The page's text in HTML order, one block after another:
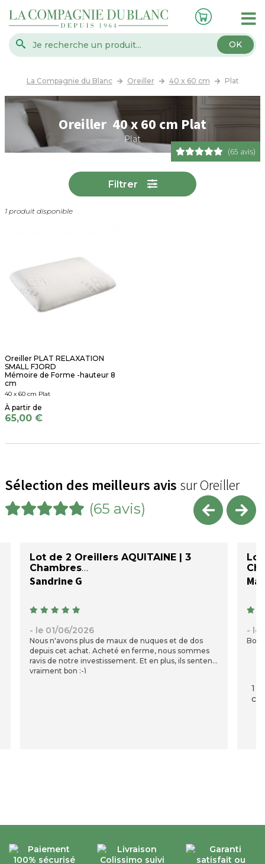
OK
La Compagnie du Blanc Oreiller 40 x 60 cm Plat
Oreiller 40 x 60 cm Plat
Plat
(65 avis)
Filtrer
1 produit disponible
Oreiller PLAT RELAXATION
SMALL FJORD
Mémoire de Forme -hauteur 8
cm
40 x 60 cm Plat
65,00 €
Sélection des meilleurs avis sur Oreiller
(65 avis)
Lot de 2 Oreillers AQUITAINE | 3
Chambres
Sandrine G
- le 01/06/2026
Nous n'avons plus de maux de nuques et de dos
depuis cet achat. Acheté en ferme, nous sommes
ravis de notre investissement. Et en plus, ils sentent
vraiment bon :-)
Lot
- le
Bon
1